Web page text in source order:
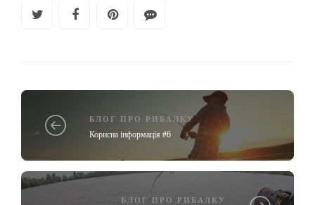
БЛОГ ПРО РИБАЛКУ
Корисна інформація #6
БЛОГ ПРО РИБАЛКУ